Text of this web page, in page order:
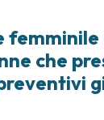
che